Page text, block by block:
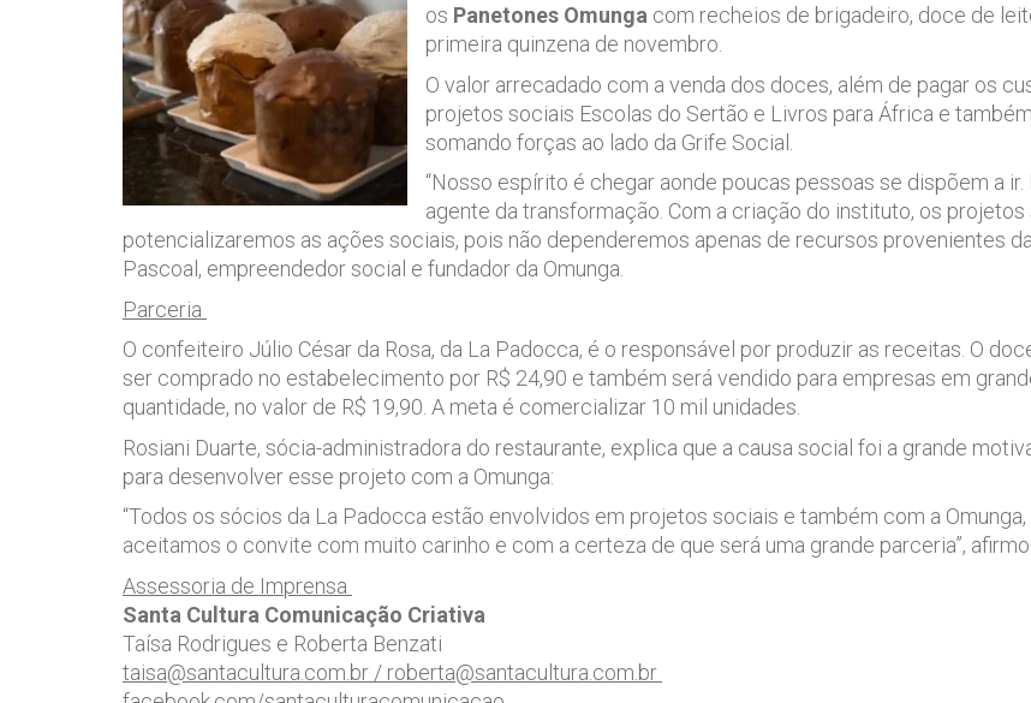
os Panetones Omunga com recheios de brigadeiro, doce de
primeira quinzena de novembro.
O valor arrecadado com a venda dos doces, além de pagar os
projetos sociais Escolas do Sertão e Livros para África e
somando forças ao lado da Grife Social.
“Nosso espírito é chegar aonde poucas pessoas se dispõem a
agente da transformação. Com a criação do instituto, os
potencializaremos as ações sociais, pois não dependeremos apenas de recursos provenientes
Pascoal, empreendedor social e fundador da Omunga.
Parceria
O confeiteiro Júlio César da Rosa, da La Padocca, é o responsável por produzir as receitas. O
ser comprado no estabelecimento por R$ 24,90 e também será vendido para empresas em
quantidade, no valor de R$ 19,90. A meta é comercializar 10 mil unidades.
Rosiani Duarte, sócia-administradora do restaurante, explica que a causa social foi a grande
para desenvolver esse projeto com a Omunga:
“Todos os sócios da La Padocca estão envolvidos em projetos sociais e também com a
aceitamos o convite com muito carinho e com a certeza de que será uma grande parceria”,
Assessoria de Imprensa
Santa Cultura Comunicação Criativa
Taísa Rodrigues e Roberta Benzati
taisa@santacultura.com.br / roberta@santacultura.com.br